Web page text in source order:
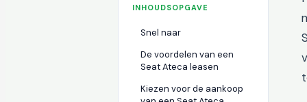
INHOUDSOPGAVE
Snel naar
De voordelen van een
Seat Ateca leasen
Kiezen voor de aankoop